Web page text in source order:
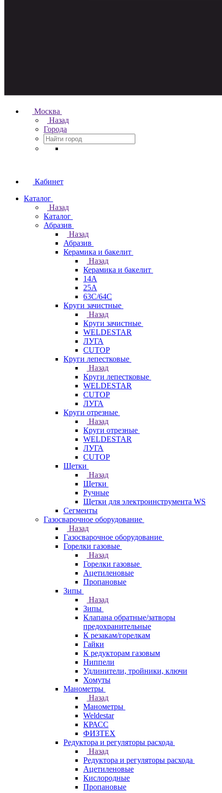
Москва
Назад
Города
Кабинет
Каталог
Назад
Каталог
Абразив
Назад
Абразив
Керамика и бакелит
Назад
Керамика и бакелит
14А
25А
63С/64С
Круги зачистные
Назад
Круги зачистные
WELDESTAR
ЛУГА
CUTOP
Круги лепестковые
Назад
Круги лепестковые
WELDESTAR
CUTOP
ЛУГА
Круги отрезные
Назад
Круги отрезные
WELDESTAR
ЛУГА
CUTOP
Щетки
Назад
Щетки
Ручные
Щетки для электроинструмента WS
Сегменты
Газосварочное оборудование
Назад
Газосварочное оборудование
Горелки газовые
Назад
Горелки газовые
Ацетиленовые
Пропановые
Зипы
Назад
Зипы
Клапана обратные/затворы
предохранительные
К резакам/горелкам
Гайки
К редукторам газовым
Ниппели
Удлинители, тройники, ключи
Хомуты
Манометры
Назад
Манометры
Weldestar
КРАСС
ФИЗТЕХ
Редуктора и регуляторы расхода
Назад
Редуктора и регуляторы расхода
Ацетиленовые
Кислородные
Пропановые